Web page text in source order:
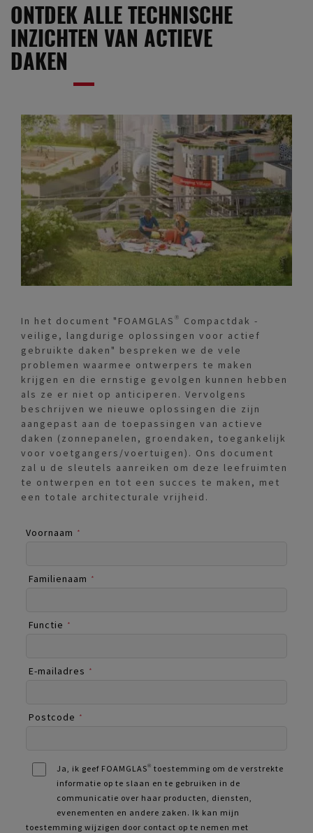
ONTDEK ALLE TECHNISCHE
INZICHTEN VAN ACTIEVE
DAKEN
In het document "FOAMGLAS® Compactdak -
veilige, langdurige oplossingen voor actief
gebruikte daken" bespreken we de vele
problemen waarmee ontwerpers te maken
krijgen en die ernstige gevolgen kunnen hebben
als ze er niet op anticiperen. Vervolgens
beschrijven we nieuwe oplossingen die zijn
aangepast aan de toepassingen van actieve
daken (zonnepanelen, groendaken, toegankelijk
voor voetgangers/voertuigen). Ons document
zal u de sleutels aanreiken om deze leefruimten
te ontwerpen en tot een succes te maken, met
een totale architecturale vrijheid.
Voornaam *
Familienaam *
Functie *
E-mailadres *
Postcode *
Ja, ik geef FOAMGLAS® toestemming om de verstrekte
informatie op te slaan en te gebruiken in de
communicatie over haar producten, diensten,
evenementen en andere zaken. Ik kan mijn
toestemming wijzigen door contact op te nemen met